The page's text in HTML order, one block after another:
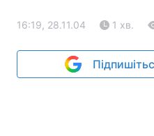
16:19, 28.11.04 1 хв.